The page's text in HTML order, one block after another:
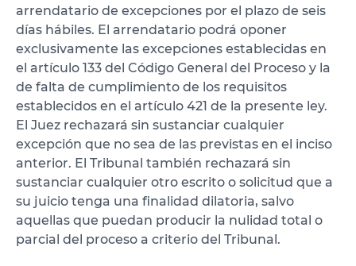
arrendatario de excepciones por el plazo de seis
días hábiles. El arrendatario podrá oponer
exclusivamente las excepciones establecidas en
el artículo 133 del Código General del Proceso y la
de falta de cumplimiento de los requisitos
establecidos en el artículo 421 de la presente ley.
El Juez rechazará sin sustanciar cualquier
excepción que no sea de las previstas en el inciso
anterior. El Tribunal también rechazará sin
sustanciar cualquier otro escrito o solicitud que a
su juicio tenga una finalidad dilatoria, salvo
aquellas que puedan producir la nulidad total o
parcial del proceso a criterio del Tribunal.